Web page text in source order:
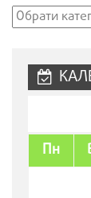
Рубрики
Пн